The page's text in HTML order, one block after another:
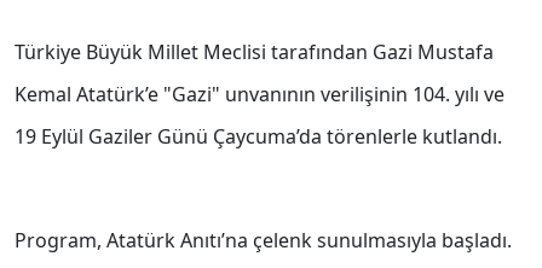
Türkiye Büyük Millet Meclisi tarafından Gazi Mustafa
Kemal Atatürk’e "Gazi" unvanının verilişinin 104. yılı ve
19 Eylül Gaziler Günü Çaycuma’da törenlerle kutlandı.
Program, Atatürk Anıtı’na çelenk sunulmasıyla başladı.